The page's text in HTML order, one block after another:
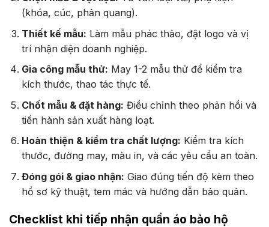
(khóa, cúc, phản quang).
Thiết kế mẫu: Làm mẫu phác thảo, đặt logo và vị
trí nhận diện doanh nghiệp.
Gia công mẫu thử: May 1-2 mẫu thử để kiểm tra
kích thước, thao tác thực tế.
Chốt mẫu & đặt hàng: Điều chỉnh theo phản hồi và
tiến hành sản xuất hàng loạt.
Hoàn thiện & kiểm tra chất lượng: Kiểm tra kích
thước, đường may, màu in, và các yêu cầu an toàn.
Đóng gói & giao nhận: Giao đúng tiến độ kèm theo
hồ sơ kỹ thuật, tem mác và hướng dẫn bảo quản.
Checklist khi tiếp nhận quần áo bảo hộ